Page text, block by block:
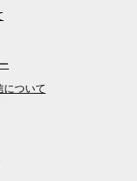
について